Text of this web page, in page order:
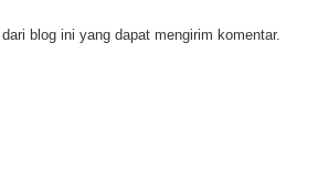
blog ini yang dapat mengirim komentar.